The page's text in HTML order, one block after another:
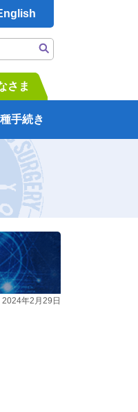
さま
手続き
年2月29日